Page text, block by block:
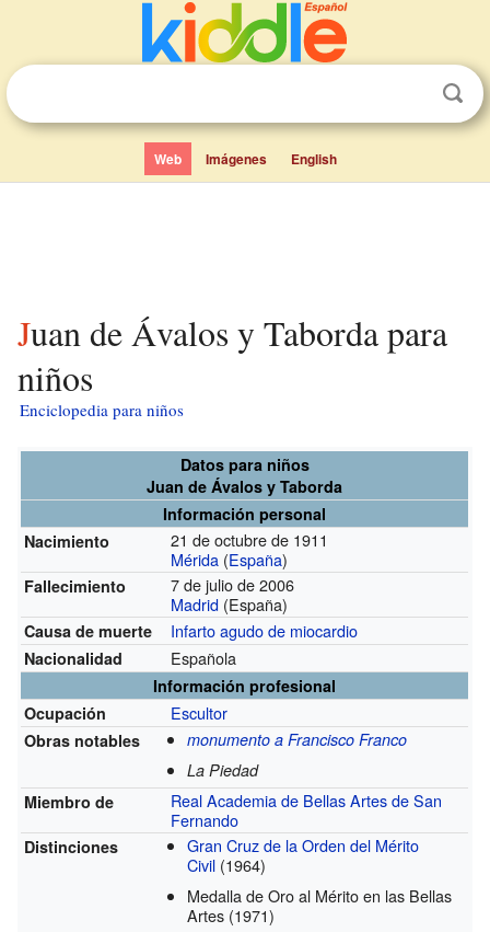
Web Imágenes English
Juan de Ávalos y Taborda para
niños
Enciclopedia para niños
Datos para niños
Juan de Ávalos y Taborda
Información personal
Nacimiento
21 de octubre de 1911
Mérida (España)
Fallecimiento
7 de julio de 2006
Madrid (España)
Causa de muerte Infarto agudo de miocardio
Nacionalidad Española
Información profesional
Ocupación
Escultor
Obras notables
monumento a Francisco Franco
La Piedad
Miembro de
Real Academia de Bellas Artes de San
Fernando
Distinciones
Gran Cruz de la Orden del Mérito
Civil (1964)
Medalla de Oro al Mérito en las Bellas
Artes (1971)